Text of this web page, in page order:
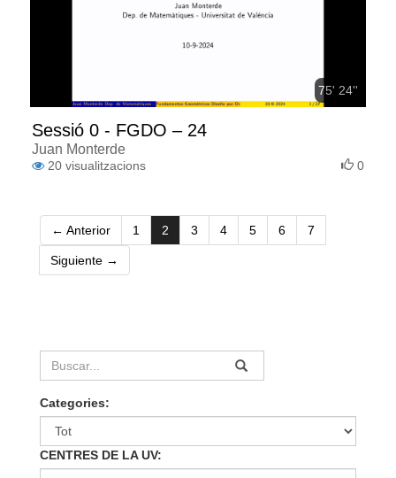
75' 24''
Sessió 0 - FGDO – 24
Juan Monterde
20 visualitzacions 0
← Anterior 1 2 (current)
3 4 5 6 7
Siguiente →
Categories:
CENTRES DE LA UV: